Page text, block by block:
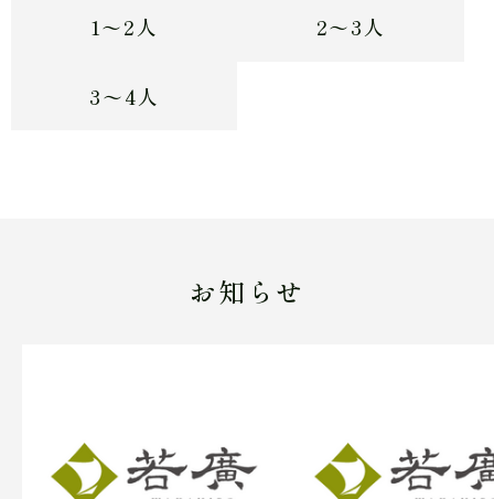
1〜2人 2〜3人
3〜4人
お知らせ